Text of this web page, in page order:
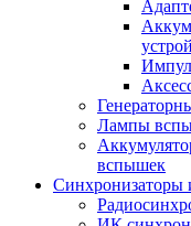
Лампы
вспышек
Синхронизаторы